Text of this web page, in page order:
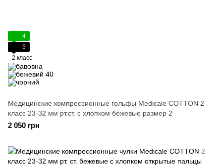
4
5
2 класс
Медицинские компрессионные гольфы Medicale COTTON 2
класс 23-32 мм рт.ст. с хлопком бежевые размер 2
2 050 грн